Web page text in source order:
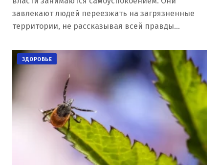
завлекают людей переезжать на загрязненные
территории, не рассказывая всей правды…
ЗДОРОВЬЕ